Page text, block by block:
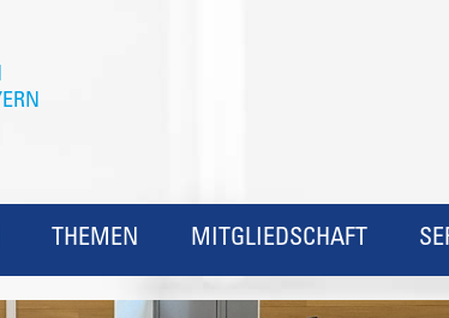
THEMEN MITGLIEDSCHAFT